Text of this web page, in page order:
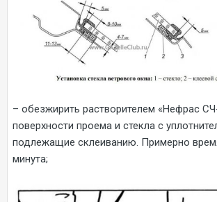
– обезжирить растворителем «Нефрас
поверхности проема и стекла с
подлежащие склеиванию. Примерно
минута;